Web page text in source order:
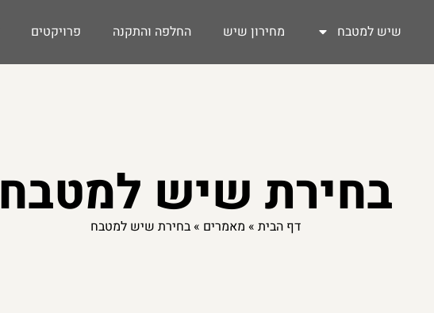
שיש למטבח מחירון שיש החלפה והתקנה פרויקטים
בחירת שיש למטבח
דף הבית » מאמרים »בחירת שיש למטבח